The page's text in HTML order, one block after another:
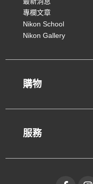
專欄文章
Nikon School
Nikon Gallery
購物
服務